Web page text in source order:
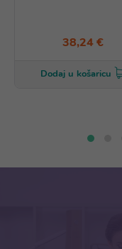
38,24 €
Dodaj u košaricu